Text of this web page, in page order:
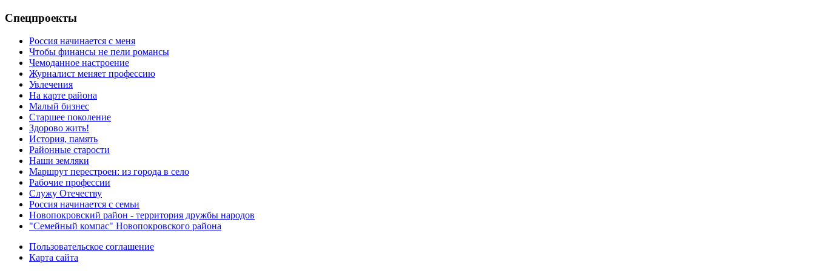
Спецпроекты
Россия начинается с меня
Чтобы финансы не пели романсы
Чемоданное настроение
Журналист меняет профессию
Увлечения
На карте района
Малый бизнес
Старшее поколение
Здорово жить!
История, память
Районные старости
Наши земляки
Маршрут перестроен: из города в село
Рабочие профессии
Служу Отечеству
Россия начинается с семьи
Новопокровский район - территория дружбы народов
"Семейный компас" Новопокровского района
Пользовательское соглашение
Карта сайта